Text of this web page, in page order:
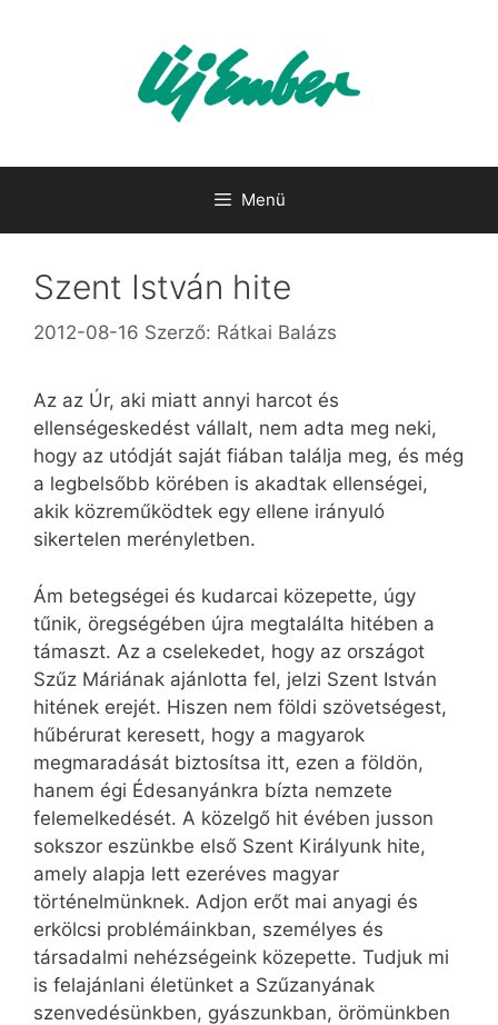
Menü
Szent István hite
2012-08-16 Szerző: Rátkai Balázs
Az az Úr, aki miatt annyi harcot és
ellenségeskedést vállalt, nem adta meg neki,
hogy az utódját saját fiában találja meg, és még
a legbelsőbb körében is akadtak ellenségei,
akik közreműködtek egy ellene irányuló
sikertelen merényletben.
Ám betegségei és kudarcai közepette, úgy
tűnik, öregségében újra megtalálta hitében a
támaszt. Az a cselekedet, hogy az országot
Szűz Máriának ajánlotta fel, jelzi Szent István
hitének erejét. Hiszen nem földi szövetségest,
hűbérurat keresett, hogy a magyarok
megmaradását biztosítsa itt, ezen a földön,
hanem égi Édesanyánkra bízta nemzete
felemelkedését. A közelgő hit évében jusson
sokszor eszünkbe első Szent Királyunk hite,
amely alapja lett ezeréves magyar
történelmünknek. Adjon erőt mai anyagi és
erkölcsi problémáinkban, személyes és
társadalmi nehézségeink közepette. Tudjuk mi
is felajánlani életünket a Szűzanyának
szenvedésünkben, gyászunkban, örömünkben